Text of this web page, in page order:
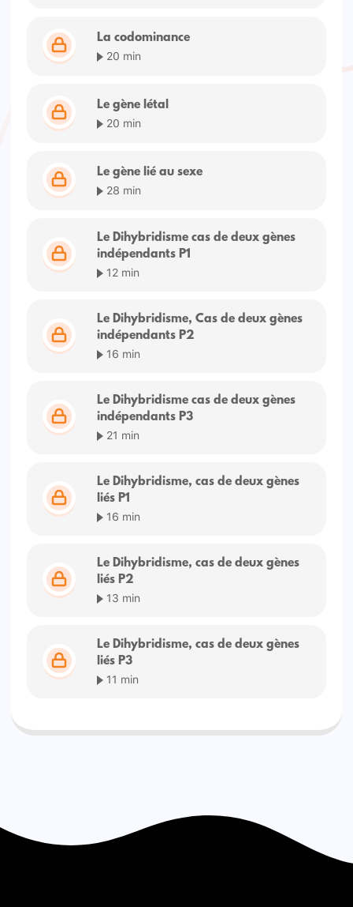
La codominance
20 min
Le gène létal
20 min
Le gène lié au sexe
28 min
Le Dihybridisme cas de deux gènes
indépendants P1
12 min
Le Dihybridisme, Cas de deux gènes
indépendants P2
16 min
Le Dihybridisme cas de deux gènes
indépendants P3
21 min
Le Dihybridisme, cas de deux gènes
liés P1
16 min
Le Dihybridisme, cas de deux gènes
liés P2
13 min
Le Dihybridisme, cas de deux gènes
liés P3
11 min